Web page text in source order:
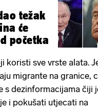
težak
će
početka
koristi sve vrste alata.
migrante na granice,
s dezinformacijama čiji
i pokušati utjecati na